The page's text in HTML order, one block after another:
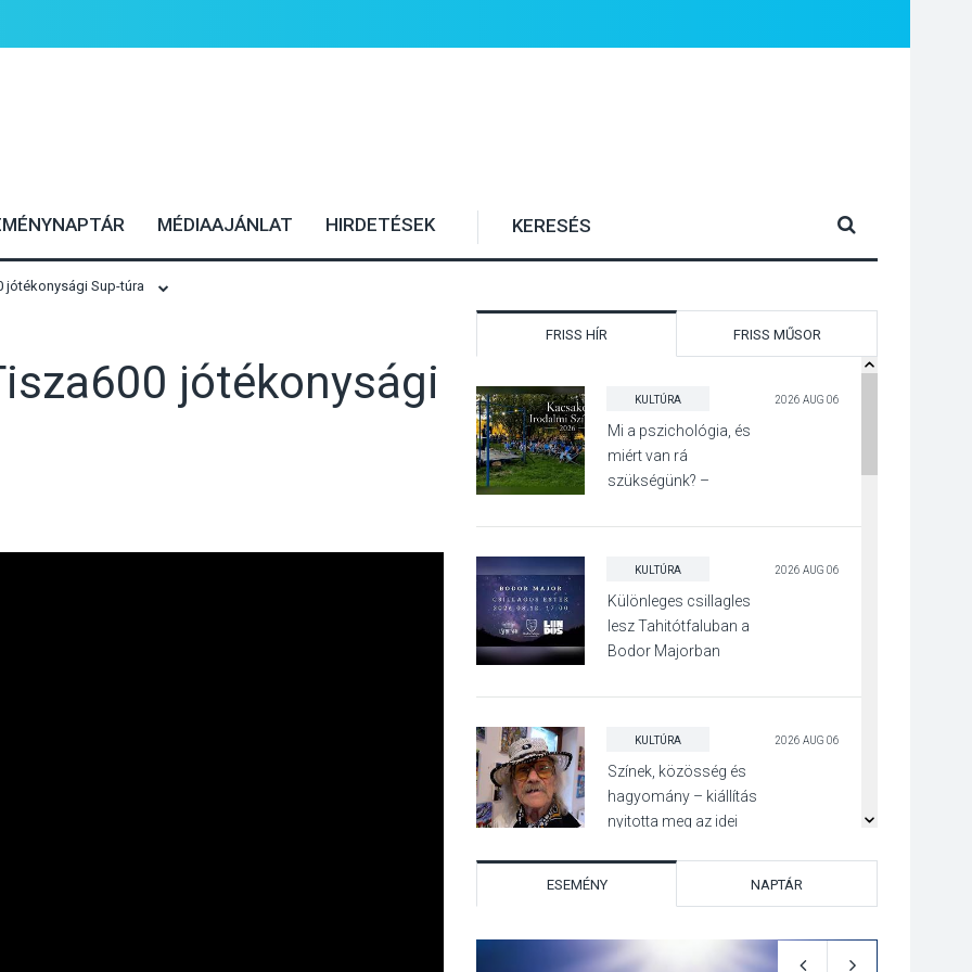
MÉDIAAJÁNLAT HIRDETÉSEK
jótékonysági Sup-túra
jótékonysági
FRISS HÍR FRISS MŰSOR
KULTÚRA 2026 AUG 06
Mi a pszichológia, és
miért van rá
szükségünk? –
Irodalmi Színpadon
KULTÚRA 2026 AUG 06
Különleges csillagles
lesz Tahitótfaluban a
Bodor Majorban
KULTÚRA 2026 AUG 06
Színek, közösség és
hagyomány – kiállítás
nyitotta meg az idei
KULTÚRA 2026 AUG 05
Mordái folk-rock
koncert lesz a
ESEMÉNY NAPTÁR